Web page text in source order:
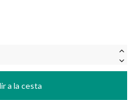
a la cesta